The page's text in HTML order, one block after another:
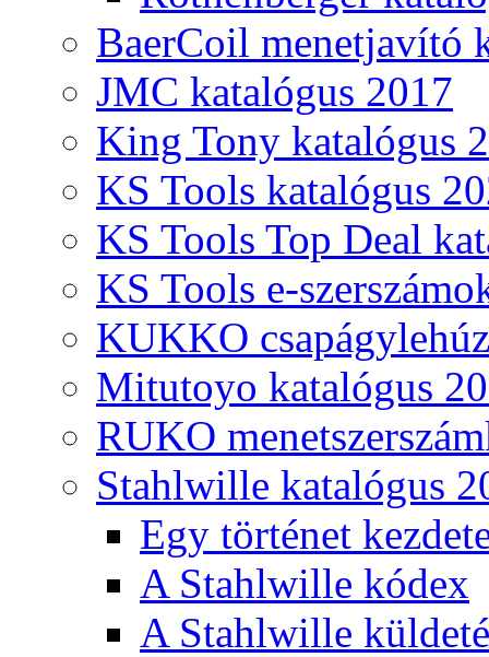
BaerCoil menetjavító
JMC katalógus 2017
King Tony katalógus
KS Tools katalógus
KS Tools Top Deal
KS Tools e-
KUKKO
Mitutoyo katalógus
RUKO
Stahlwille katalógus
Egy történet
A Stahlwille kódex
A Stahlwille